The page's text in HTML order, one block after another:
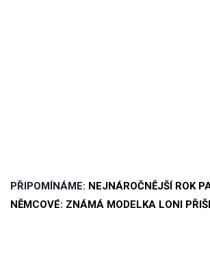
PŘIPOMÍNÁME: NEJNÁROČNĚJŠÍ ROK
NĚMCOVÉ: ZNÁMÁ MODELKA LONI